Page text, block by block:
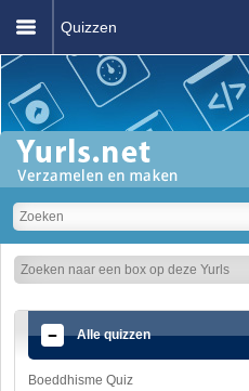
Quizzen
Alle quizzen
Boeddhisme Quiz